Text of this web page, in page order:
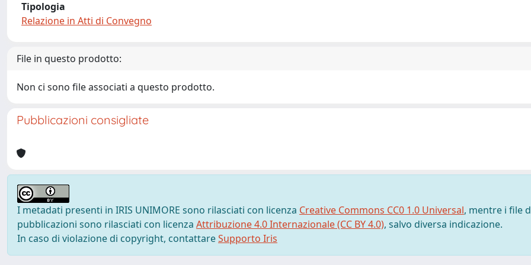
Tipologia
Relazione in Atti di Convegno
File in questo prodotto:
Non ci sono file associati a questo prodotto.
Pubblicazioni consigliate
I metadati presenti in IRIS UNIMORE sono rilasciati con licenza Creative Commons CC0 1.0 Universal, mentre i file
pubblicazioni sono rilasciati con licenza Attribuzione 4.0 Internazionale (CC BY 4.0), salvo diversa indicazione.
In caso di violazione di copyright, contattareSupporto Iris